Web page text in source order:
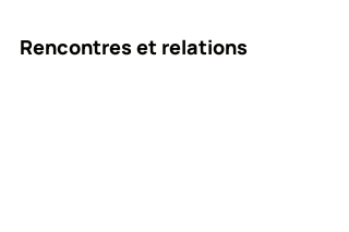
Rencontres et relations